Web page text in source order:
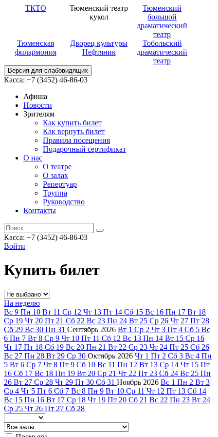
ТКТО
Тюменский театр
кукол
Тюменский
большой
драматический
театр
Тюменская
филармония
Дворец культуры
Нефтяник
Тобольский
драматический
театр
Версия для слабовидящих
Касса: +7 (3452) 46-86-03
Афиша
Новости
Зрителям
Как купить билет
Как вернуть билет
Правила посещения
Подарочный сертификат
О нас
О театре
О залах
Репертуар
Труппа
Руководство
Контакты
Касса: +7 (3452) 46-86-03
Войти
Купить билет
На неделю
Вс 9 Пн 10 Вт 11 Ср 12 Чт 13 Пт 14 Сб 15 Вс 16 Пн 17 Вт 18
Ср 19 Чт 20 Пт 21 Сб 22 Вс 23 Пн 24 Вт 25 Ср 26 Чт 27 Пт 28
Сб 29 Вс 30 Пн 31 Сентябрь 2026 Вт 1 Ср 2 Чт 3 Пт 4 Сб 5 Вс
6 Пн 7 Вт 8 Ср 9 Чт 10 Пт 11 Сб 12 Вс 13 Пн 14 Вт 15 Ср 16
Чт 17 Пт 18 Сб 19 Вс 20 Пн 21 Вт 22 Ср 23 Чт 24 Пт 25 Сб 26
Вс 27 Пн 28 Вт 29 Ср 30 Октябрь 2026 Чт 1 Пт 2 Сб 3 Вс 4 Пн
5 Вт 6 Ср 7 Чт 8 Пт 9 Сб 10 Вс 11 Пн 12 Вт 13 Ср 14 Чт 15 Пт
16 Сб 17 Вс 18 Пн 19 Вт 20 Ср 21 Чт 22 Пт 23 Сб 24 Вс 25 Пн
26 Вт 27 Ср 28 Чт 29 Пт 30 Сб 31 Ноябрь 2026 Вс 1 Пн 2 Вт 3
Ср 4 Чт 5 Пт 6 Сб 7 Вс 8 Пн 9 Вт 10 Ср 11 Чт 12 Пт 13 Сб 14
Вс 15 Пн 16 Вт 17 Ср 18 Чт 19 Пт 20 Сб 21 Вс 22 Пн 23 Вт 24
Ср 25 Чт 26 Пт 27 Сб 28